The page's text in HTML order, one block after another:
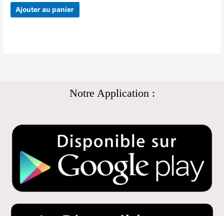
Ajouter au panier
Notre Application :